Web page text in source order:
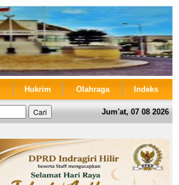
Hukrim Olahraga Indeks
Jum'at, 07 08 2026